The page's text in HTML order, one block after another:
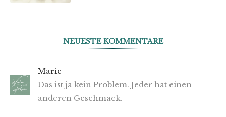
NEUESTE KOMMENTARE
Marie
Das ist ja kein Problem. Jeder hat einen
anderen Geschmack.